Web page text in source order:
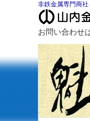
非鉄金属専門商社
お問い合わせ